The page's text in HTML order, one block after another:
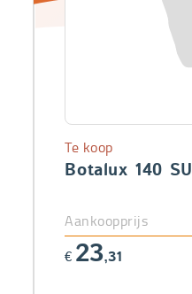
Botalux 140 SU
Te koop
Aankoopprijs
€ 23,31